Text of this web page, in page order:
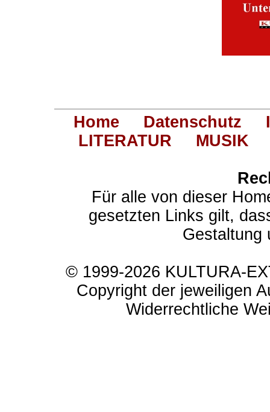
Home Datenschutz
LITERATUR
MUSIK
Für alle von dieser
gesetzten Links gilt,
Gestaltung
© 1999-2026 KULTURA-
Copyright der jeweiligen
Widerrechtliche